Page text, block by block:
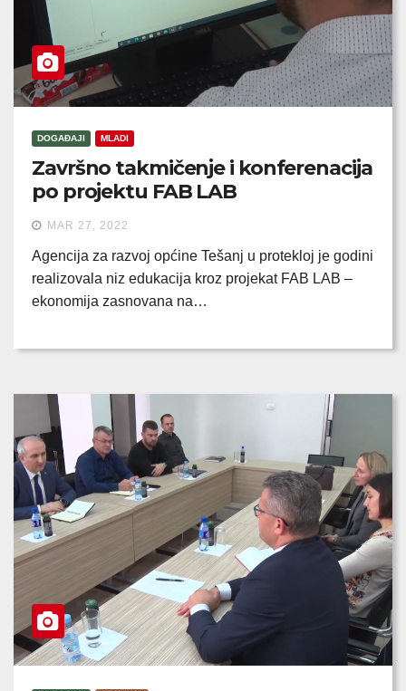
DOGAĐAJI MLADI
Završno takmičenje i konferenacija
po projektu FAB LAB
MAR 27, 2022
Agencija za razvoj općine Tešanj u protekloj je godini
realizovala niz edukacija kroz projekat FAB LAB –
ekonomija zasnovana na…